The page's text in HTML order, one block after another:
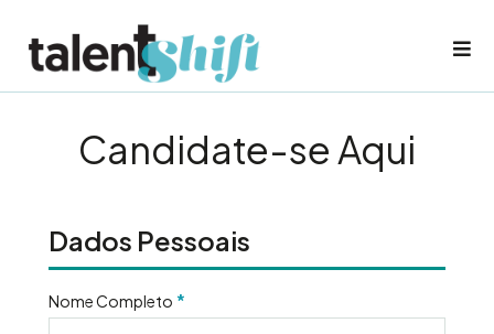
Candidate-se Aqui
Dados Pessoais
Nome Completo *